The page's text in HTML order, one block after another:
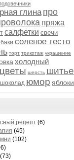
глина про
пряжа
салфетки свечи
соленое тесто
торт трикотаж украшение
холодный
цветы шерсть шитье
шоколад юмор яблоки
рецепт (6)
(45)
(102)
(73)